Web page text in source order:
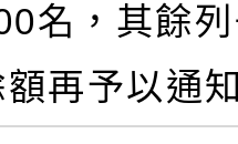
名，其餘
再予以通